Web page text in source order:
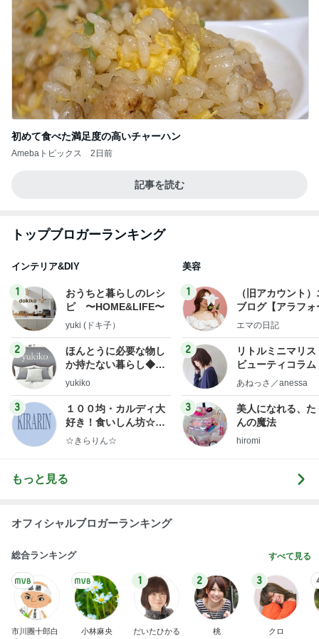
初めて食べた満足度の高いチャーハン
Amebaトピックス 2日前
記事を読む
トップブロガーランキング
インテリア&DIY
1
おうちと暮らしのレシ
ピ 〜HOME&LIFE〜
yuki (ドキ子）
2
ほんとうに必要な物し
か持たない暮らし◆Ke
ep Life Simple◆〜イ
yukiko
3
１００均・カルディ大
好き！食いしん坊☆き
らりん☆のブログ
☆きらりん☆
美容
1
（旧アカウント
ブログ【アラフォ
社売却セカンドラ
エマの日記
2
リトルミニマリス
ビューティコラ
little
あねっさ／anessa
3
美人になれる、た
んの魔法
hiromi
もっと見る
オフィシャルブロガーランキング
総合ランキング すべて見る
市川團十郎白
小林麻央
1
だいたひかる
2
桃
3
クロ